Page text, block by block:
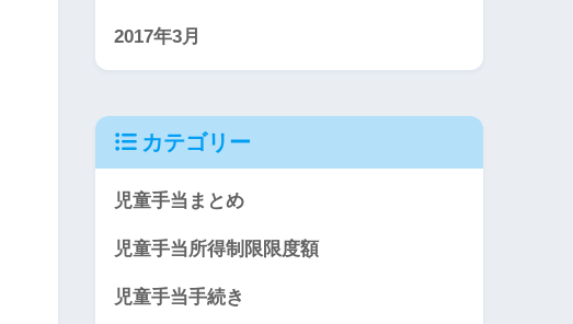
2017年3月
カテゴリー
児童手当まとめ
児童手当所得制限限度額
児童手当手続き